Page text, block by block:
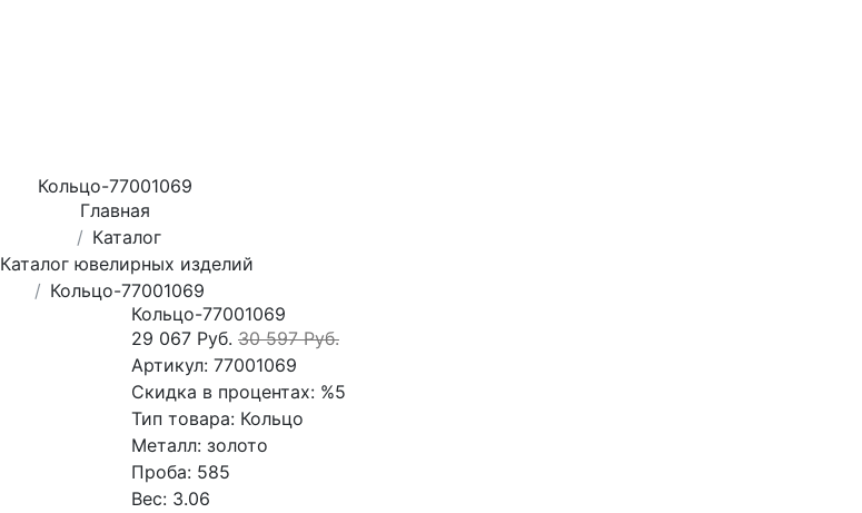
Кольцо-77001069
Главная
Каталог
Каталог ювелирных изделий
Кольцо-77001069
Кольцо-77001069
29 067 Руб. 30 597 Руб.
Артикул: 77001069
Скидка в процентах: %5
Тип товара: Кольцо
Металл: золото
Проба: 585
Вес: 3.06